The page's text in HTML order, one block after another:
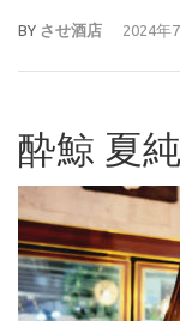
BY させ酒店 2024年
酔鯨 夏